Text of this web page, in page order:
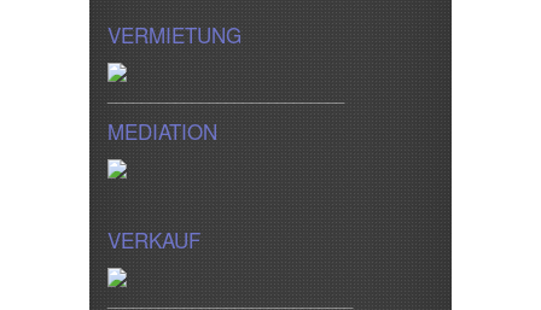
VERMIETUNG
____________________________
MEDIATION
VERKAUF
_____________________________